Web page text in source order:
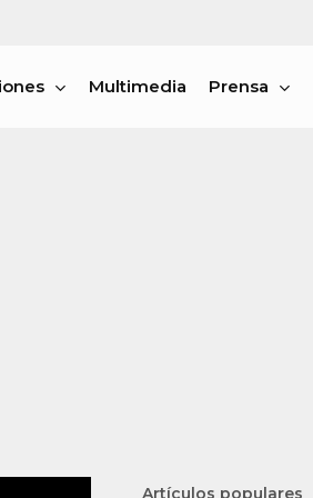
Multimedia Prensa
Artículos populares